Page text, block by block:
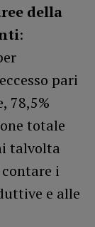
della
:
pari
78,5%
totale
talvolta
i
e alle